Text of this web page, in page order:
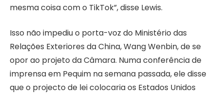
mesma coisa com o TikTok”, disse Lewis.
Isso não impediu o porta-voz do Ministério das
Relações Exteriores da China, Wang Wenbin, de se
opor ao projeto da Câmara. Numa conferência de
imprensa em Pequim na semana passada, ele disse
que o projecto de lei colocaria os Estados Unidos